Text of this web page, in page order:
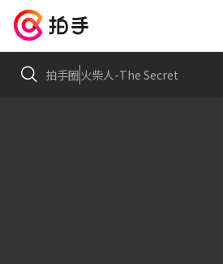
拍手圈 火柴人-The Secret